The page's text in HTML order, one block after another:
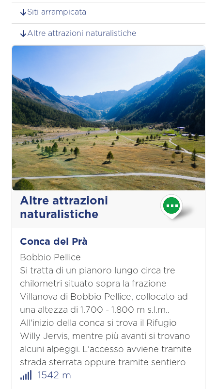
Siti arrampicata
Altre attrazioni naturalistiche
Altre attrazioni
naturalistiche
Conca del Prà
Bobbio Pellice
Si tratta di un pianoro lungo circa tre
chilometri situato sopra la frazione
Villanova di Bobbio Pellice, collocato ad
una altezza di 1.700 - 1.800 m s.l.m..
All'inizio della conca si trova il Rifugio
Willy Jervis, mentre più avanti si trovano
alcuni alpeggi. L'accesso avviene tramite
strada sterrata oppure tramite sentiero
1542 m